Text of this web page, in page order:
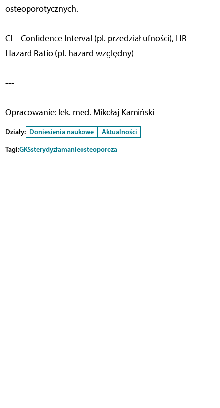
osteoporotycznych.
CI – Confidence Interval (pl. przedział ufności), HR –
Hazard Ratio (pl. hazard względny)
---
Opracowanie: lek. med. Mikołaj Kamiński
Działy: Doniesienia naukowe
Aktualności
Tagi:GKSsterydyzłamanieosteoporoza